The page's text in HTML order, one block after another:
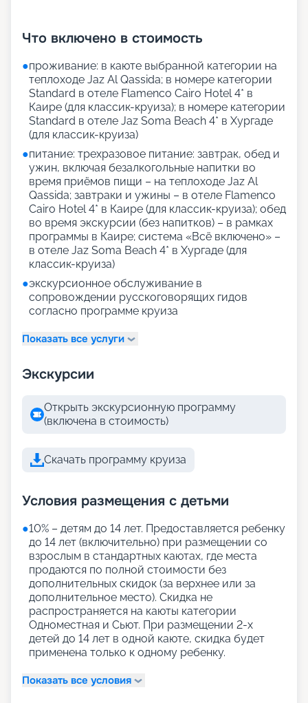
Что включено в стоимость
●проживание: в каюте выбранной категории на
теплоходе Jaz Al Qassida; в номере категории
Standard в отеле Flamenco Cairo Hotel 4* в
Каире (для классик-круиза); в номере категории
Standard в отеле Jaz Soma Beach 4* в Хургаде
(для классик-круиза)
●питание: трехразовое питание: завтрак, обед и
ужин, включая безалкогольные напитки во
время приёмов пищи – на теплоходе Jaz Al
Qassida; завтраки и ужины – в отеле Flamenco
Cairo Hotel 4* в Каире (для классик-круиза); обед
во время экскурсии (без напитков) – в рамках
программы в Каире; система «Всё включено» –
в отеле Jaz Soma Beach 4* в Хургаде (для
классик-круиза)
●экскурсионное обслуживание в
сопровождении русскоговорящих гидов
согласно программе круиза
Показать все услуги
Экскурсии
Открыть экскурсионную программу
(включена в стоимость)
Скачать программу круиза
Условия размещения с детьми
●10% – детям до 14 лет. Предоставляется ребенку
до 14 лет (включительно) при размещении со
взрослым в стандартных каютах, где места
продаются по полной стоимости без
дополнительных скидок (за верхнее или за
дополнительное место). Скидка не
распространяется на каюты категории
Одноместная и Сьют. При размещении 2-х
детей до 14 лет в одной каюте, скидка будет
применена только к одному ребенку.
Показать все условия